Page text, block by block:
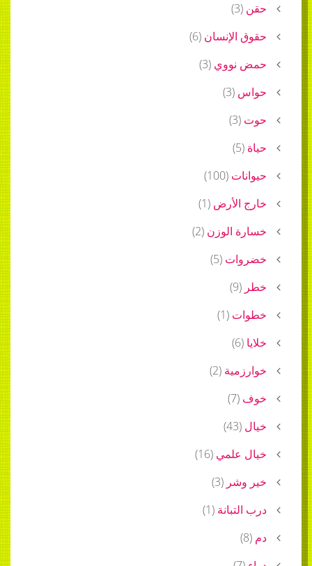
حقن (
3
)
حقوق الإنسان (
6
)
حمض نووي (
3
)
حواس (
3
)
حوت (
3
)
حياة (
5
)
حيوانات (
100
)
خارج الأرض (
1
)
خسارة الوزن (
2
)
خضروات (
5
)
خطر (
9
)
خطوات (
1
)
خلايا (
6
)
خوارزمية (
2
)
خوف (
7
)
خيال (
43
)
خيال علمي (
16
)
خير وشر (
3
)
درب التبانة (
1
)
دم (
8
)